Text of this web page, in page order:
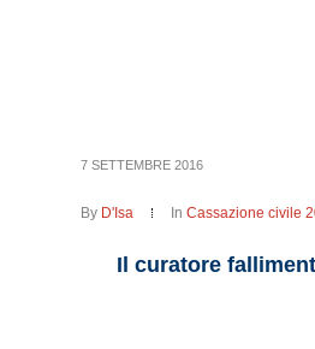
7 SETTEMBRE 2016
By D'Isa InCassazione civile
Il curatore